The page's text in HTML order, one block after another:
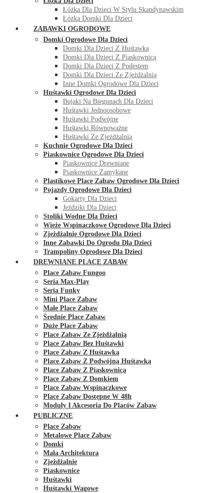
Łóżka Dla Dzieci W Stylu Skandynawskim
Łóżka Domki Dla Dzieci
ZABAWKI OGRODOWE
Domki Ogrodowe Dla Dzieci
Domki Dla Dzieci Z Huśtawką
Domki Dla Dzieci Z Piaskownicą
Domki Dla Dzieci Z Podestem
Domki Dla Dzieci Ze Zjeżdżalnią
Inne Domki Ogrodowe Dla Dzieci
Huśtawki Ogrodowe Dla Dzieci
Bujaki Na Biegunach Dla Dzieci
Huśtawki Jednoosobowe
Huśtawki Podwójne
Huśtawki Równoważne
Huśtawki Ze Zjeżdżalnią
Kuchnie Ogrodowe Dla Dzieci
Piaskownice Ogrodowe Dla Dzieci
Piaskownice Drewniane
Piaskownice Zamykane
Plastikowe Place Zabaw Ogrodowe Dla Dzieci
Pojazdy Ogrodowe Dla Dzieci
Gokarty Dla Dzieci
Jeździki Dla Dzieci
Stoliki Wodne Dla Dzieci
Wieże Wspinaczkowe Ogrodowe Dla Dzieci
Zjeżdżalnie Ogrodowe Dla Dzieci
Inne Zabawki Do Ogrodu Dla Dzieci
Trampoliny Ogrodowe Dla Dzieci
DREWNIANE PLACE ZABAW
Place Zabaw Fungoo
Seria Max-Play
Seria Funky
Mini Place Zabaw
Małe Place Zabaw
Średnie Place Zabaw
Duże Place Zabaw
Place Zabaw Ze Zjeżdżalnią
Place Zabaw Bez Huśtawki
Place Zabaw Z Huśtawką
Place Zabaw Z Podwójną Huśtawką
Place Zabaw Z Piaskownicą
Place Zabaw Z Domkiem
Place Zabaw Wspinaczkowe
Place Zabaw Dostępne W 48h
Moduły I Akcesoria Do Placów Zabaw
PUBLICZNE
Place Zabaw
Metalowe Place Zabaw
Domki
Mała Architektura
Zjeżdżalnie
Piaskownice
Huśtawki
Huśtawki Wagowe